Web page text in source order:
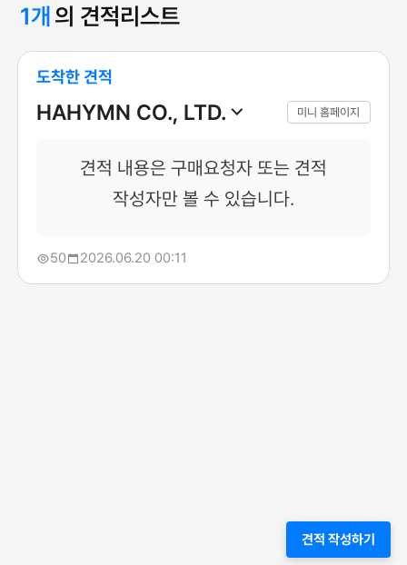
1개의 견적리스트
견적 작성하기
도착한 견적
HAHYMN CO., LTD. 미니 홈페이지
견적 내용은 구매요청자 또는 견적
작성자만 볼 수 있습니다.
50 2026.06.20 00:11